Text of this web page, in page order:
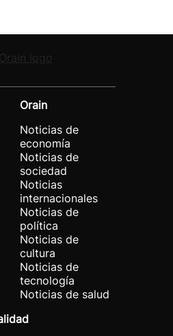
Orain
Noticias de
economía
Noticias de
sociedad
Noticias
internacionales
Noticias de
política
Noticias de
cultura
Noticias de
tecnología
Noticias de salud